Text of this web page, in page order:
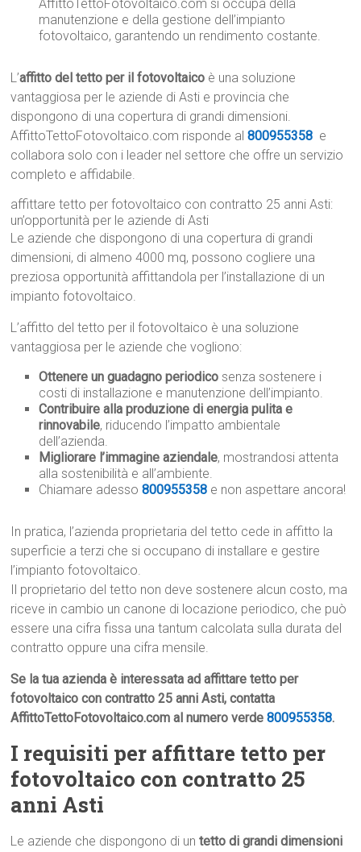
AffittoTettoFotovoltaico.com si occupa della
manutenzione e della gestione dell’impianto
fotovoltaico, garantendo un rendimento costante.
L’affitto del tetto per il fotovoltaico è una soluzione
vantaggiosa per le aziende di Asti e provincia che
dispongono di una copertura di grandi dimensioni.
AffittoTettoFotovoltaico.com risponde al800955358 e
collabora solo con i leader nel settore che offre un servizio
completo e affidabile.
affittare tetto per fotovoltaico con contratto 25 anni Asti:
un’opportunità per le aziende di Asti
Le aziende che dispongono di una copertura di grandi
dimensioni, di almeno 4000 mq, possono cogliere una
preziosa opportunità affittandola per l’installazione di un
impianto fotovoltaico.
L’affitto del tetto per il fotovoltaico è una soluzione
vantaggiosa per le aziende che vogliono:
Ottenere un guadagno periodico senza sostenere i
costi di installazione e manutenzione dell’impianto.
Contribuire alla produzione di energia pulita e
rinnovabile, riducendo l’impatto ambientale
dell’azienda.
Migliorare l’immagine aziendale, mostrandosi attenta
alla sostenibilità e all’ambiente.
Chiamare adesso800955358 e non aspettare ancora!
In pratica, l’azienda proprietaria del tetto cede in affitto la
superficie a terzi che si occupano di installare e gestire
l’impianto fotovoltaico.
Il proprietario del tetto non deve sostenere alcun costo, ma
riceve in cambio un canone di locazione periodico, che può
essere una cifra fissa una tantum calcolata sulla durata del
contratto oppure una cifra mensile.
Se la tua azienda è interessata ad affittare tetto per
fotovoltaico con contratto 25 anni Asti, contatta
AffittoTettoFotovoltaico.com al numero verde800955358.
I requisiti per affittare tetto per
fotovoltaico con contratto 25
anni Asti
Le aziende che dispongono di untetto di grandi dimensioni